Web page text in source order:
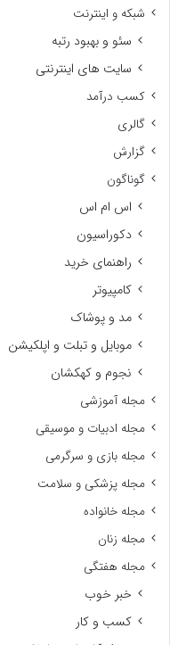
شبکه و اینترنت
سئو و بهبود رتبه
سایت های اینترنتی
کسب درآمد
گالری
گزارش
گوناگون
اس ام اس
دکوراسیون
راهنمای خرید
کامپیوتر
مد و پوشاک
موبایل و تبلت و اپلکیشن
نجوم و کهکشان
مجله آموزشی
مجله ادبیات و موسیقی
مجله بازی و سرگرمی
مجله پزشکی و سلامت
مجله خانواده
مجله زنان
مجله هفتگی
خبر خوب
کسب و کار